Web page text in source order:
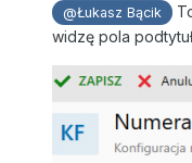
@Łukasz Bącik
widzę pola